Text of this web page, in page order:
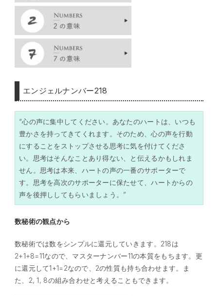
エンジェルナンバー218
“心の声に集中してください。あなたのハートは、いつも
豊かさを持ってきてくれます。そのため、心の声を行動
にすることをストップさせる思考に気を付けてくださ
い。思考はそんなことあり得ない、と伝えるかもしれま
せん。思考は本来、ハートの声の一番のサポーターで
す。思考を高次のサポーターに保たせて、ハートからの
声を後押ししてもらいましょう。”
数秘術の観点から
数秘術では数をシンプルに還元していきます。218は
2+1+8=11なので、マスターナンバー11の本質をもちます。更
に還元して1+1=2なので、2の性質も持ち合わせます。
ま
た、2, 1, 8の組み合わせと考えることもできます。